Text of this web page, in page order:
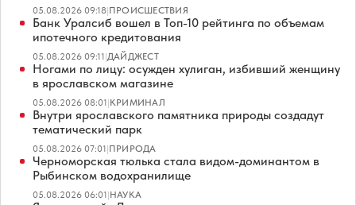
05.08.2026 09:18|ПРОИСШЕСТВИЯ
Банк Уралсиб вошел в Топ-10 рейтинга по объемам
ипотечного кредитования
05.08.2026 09:11|ДАЙДЖЕСТ
Ногами по лицу: осужден хулиган, избивший женщину
в ярославском магазине
05.08.2026 08:01|КРИМИНАЛ
Внутри ярославского памятника природы создадут
тематический парк
05.08.2026 07:01|ПРИРОДА
Черноморская тюлька стала видом-доминантом в
Рыбинском водохранилище
05.08.2026 06:01|НАУКА